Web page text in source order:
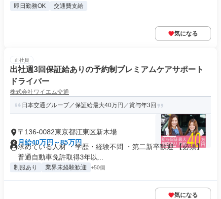
即日勤務OK 交通費支給
気になる
正社員
出社週3回保証給ありの予約制プレミアムケアサポート
ドライバー
株式会社ワイエム交通
日本交通グループ／保証給最大40万円／賞与年3回
〒136-0082東京都江東区新木場
月給40万円～85万円
求めている人材 ・学歴・経験不問 ・第二新卒歓迎 【必須】
普通自動車免許取得3年以...
制服あり 業界未経験歓迎 +50個
気になる